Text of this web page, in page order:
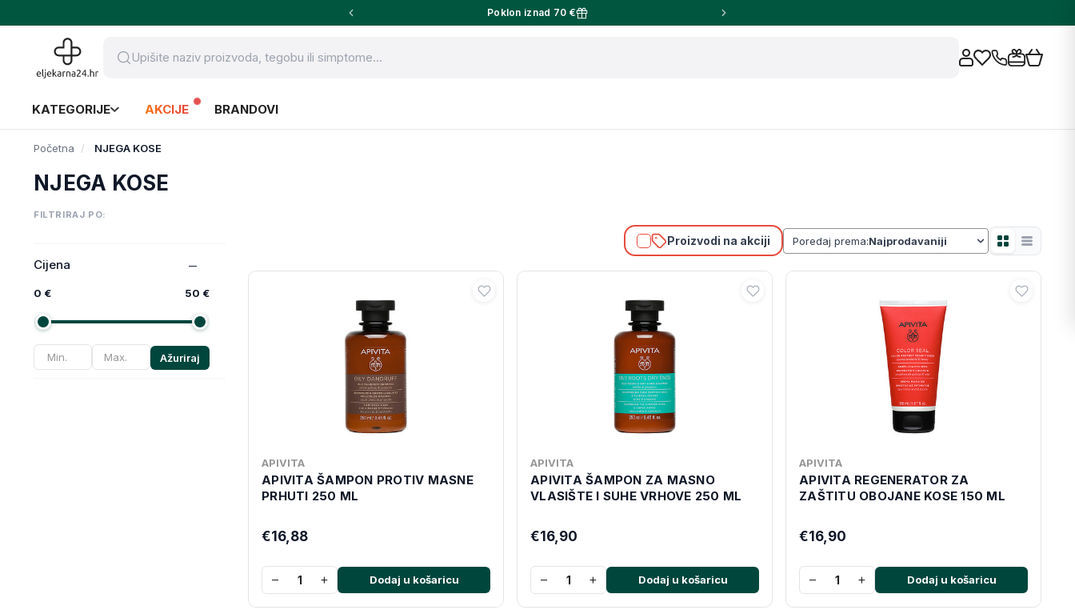
Poklon iznad 70 €
KATEGORIJE AKCIJE BRANDOVI
Početna NJEGA KOSE
NJEGA KOSE
FILTRIRAJ PO:
Cijena
0 € 50 €
Ažuriraj
Proizvodi na akciji Poredaj prema:
APIVITA
APIVITA ŠAMPON PROTIV MASNE
PRHUTI 250 ML
€16,88
− + Dodaj u košaricu
APIVITA
APIVITA ŠAMPON ZA MASNO
VLASIŠTE I SUHE VRHOVE 250 ML
€16,90
− + Dodaj u košaricu
APIVITA
APIVITA REGENERATOR ZA
ZAŠTITU OBOJANE KOSE 150 ML
€16,90
− + Dodaj u košaricu